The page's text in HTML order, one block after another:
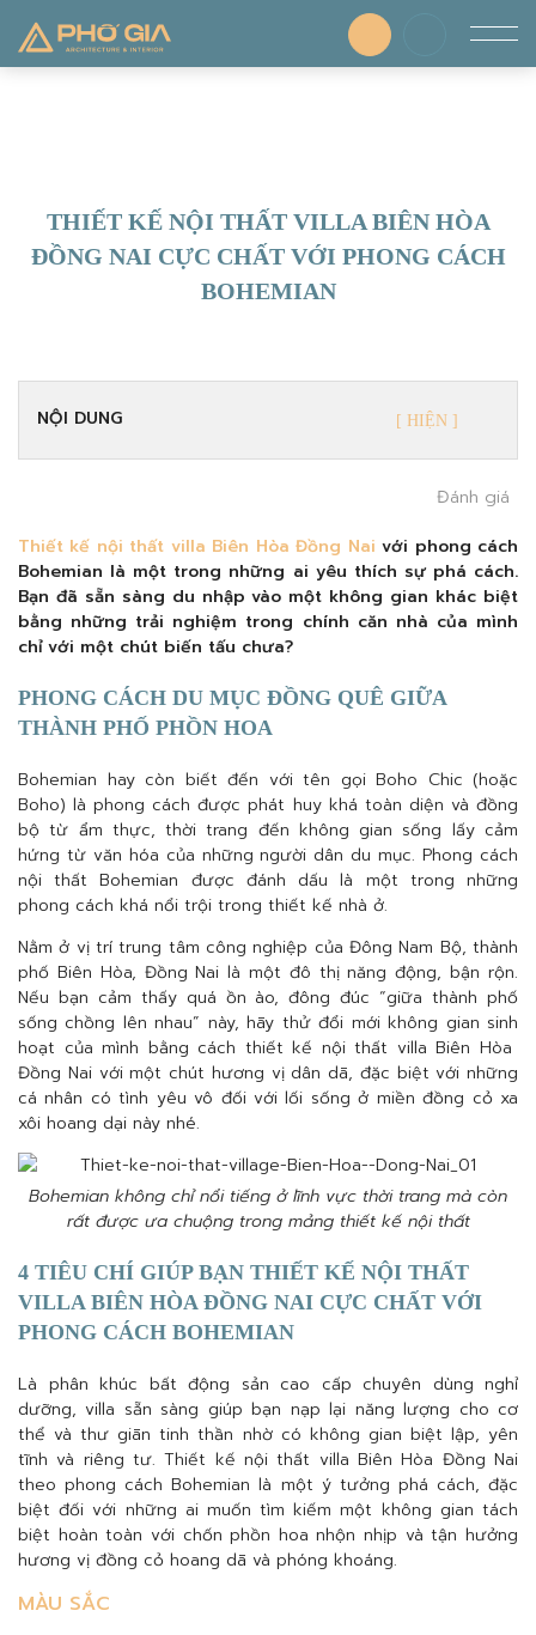
THIẾT KẾ NỘI THẤT VILLA BIÊN HÒA
ĐỒNG NAI CỰC CHẤT VỚI PHONG CÁCH
BOHEMIAN
NỘI DUNG
Đánh giá
Thiết kế nội thất villa Biên Hòa Đồng Nai với phong cách
Bohemian là một trong những ai yêu thích sự phá cách.
Bạn đã sẵn sàng du nhập vào một không gian khác biệt
bằng những trải nghiệm trong chính căn nhà của mình
chỉ với một chút biến tấu chưa?
PHONG CÁCH DU MỤC ĐỒNG QUÊ GIỮA
THÀNH PHỐ PHỒN HOA
Bohemian hay còn biết đến với tên gọi Boho Chic (hoặc
Boho) là phong cách được phát huy khá toàn diện và đồng
bộ từ ẩm thực, thời trang đến không gian sống lấy cảm
hứng từ văn hóa của những người dân du mục. Phong cách
nội thất Bohemian được đánh dấu là một trong những
phong cách khá nổi trội trong thiết kế nhà ở.
Nằm ở vị trí trung tâm công nghiệp của Đông Nam Bộ, thành
phố Biên Hòa, Đồng Nai là một đô thị năng động, bận rộn.
Nếu bạn cảm thấy quá ồn ào, đông đúc “giữa thành phố
sống chồng lên nhau” này, hãy thử đổi mới không gian sinh
hoạt của mình bằng cách thiết kế nội thất villa Biên Hòa
Đồng Nai với một chút hương vị dân dã, đặc biệt với những
cá nhân có tình yêu vô đối với lối sống ở miền đồng cỏ xa
xôi hoang dại này nhé.
Bohemian không chỉ nổi tiếng ở lĩnh vực thời trang mà còn
rất được ưa chuộng trong mảng thiết kế nội thất
4 TIÊU CHÍ GIÚP BẠN THIẾT KẾ NỘI THẤT
VILLA BIÊN HÒA ĐỒNG NAI CỰC CHẤT VỚI
PHONG CÁCH BOHEMIAN
Là phân khúc bất động sản cao cấp chuyên dùng nghỉ
dưỡng, villa sẵn sàng giúp bạn nạp lại năng lượng cho cơ
thể và thư giãn tinh thần nhờ có không gian biệt lập, yên
tĩnh và riêng tư. Thiết kế nội thất villa Biên Hòa Đồng Nai
theo phong cách Bohemian là một ý tưởng phá cách, đặc
biệt đối với những ai muốn tìm kiếm một không gian tách
biệt hoàn toàn với chốn phồn hoa nhộn nhịp và tận hưởng
hương vị đồng cỏ hoang dã và phóng khoáng.
MÀU SẮC